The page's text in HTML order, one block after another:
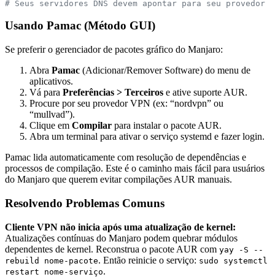
# Seus servidores DNS devem apontar para seu provedor
Usando Pamac (Método GUI)
Se preferir o gerenciador de pacotes gráfico do Manjaro:
Abra Pamac (Adicionar/Remover Software) do menu de
aplicativos.
Vá para Preferências > Terceiros e ative suporte AUR.
Procure por seu provedor VPN (ex: “nordvpn” ou
“mullvad”).
Clique em Compilar para instalar o pacote AUR.
Abra um terminal para ativar o serviço systemd e fazer login.
Pamac lida automaticamente com resolução de dependências e
processos de compilação. Este é o caminho mais fácil para usuários
do Manjaro que querem evitar compilações AUR manuais.
Resolvendo Problemas Comuns
Cliente VPN não inicia após uma atualização de kernel:
Atualizações contínuas do Manjaro podem quebrar módulos
dependentes de kernel. Reconstrua o pacote AUR com yay -S --
rebuild nome-pacote. Então reinicie o serviço: sudo systemctl
restart nome-serviço.